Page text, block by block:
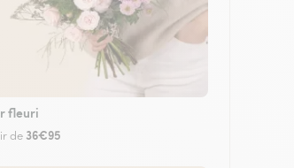
fleuri
de 36€95